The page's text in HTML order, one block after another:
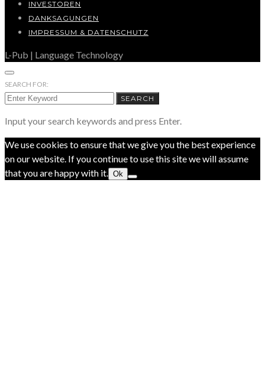
INVESTOREN
DANKSAGUNGEN
IMPRESSUM & DATENSCHUTZ
L-Pub | Language Technology
SEARCH FOR:
SEARCH
Input your search keywords and press Enter.
We use cookies to ensure that we give you the best experience
on our website. If you continue to use this site we will assume
that you are happy with it.
Ok